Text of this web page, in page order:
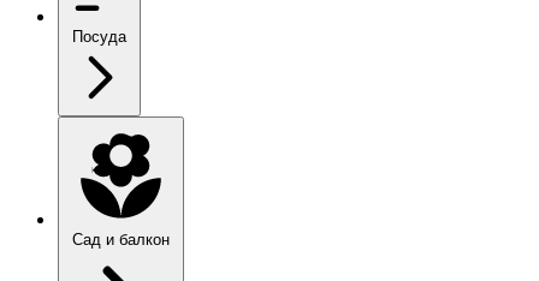
Посуда
Сад и балкон